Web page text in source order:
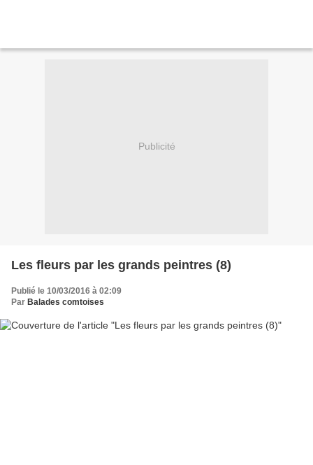
Publicité
Les fleurs par les grands peintres (8)
Publié le 10/03/2016 à 02:09
Par Balades comtoises